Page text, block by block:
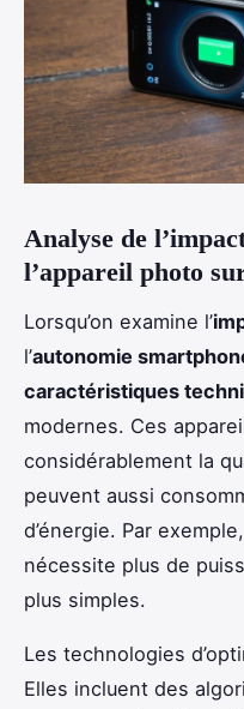
Analyse de
l’appareil photo
Lorsqu’on examine l’
l’autonomie
caractéristiques
modernes. Ces
considérablement la
peuvent aussi
d’énergie. Par
nécessite plus de
plus simples.
Les technologies
Elles incluent des